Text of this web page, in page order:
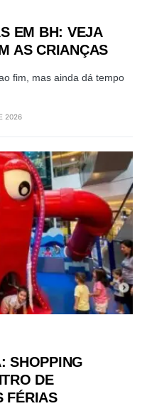
EM BH: VEJA
AS CRIANÇAS
fim, mas ainda dá tempo
2026
SHOPPING
DE
FÉRIAS